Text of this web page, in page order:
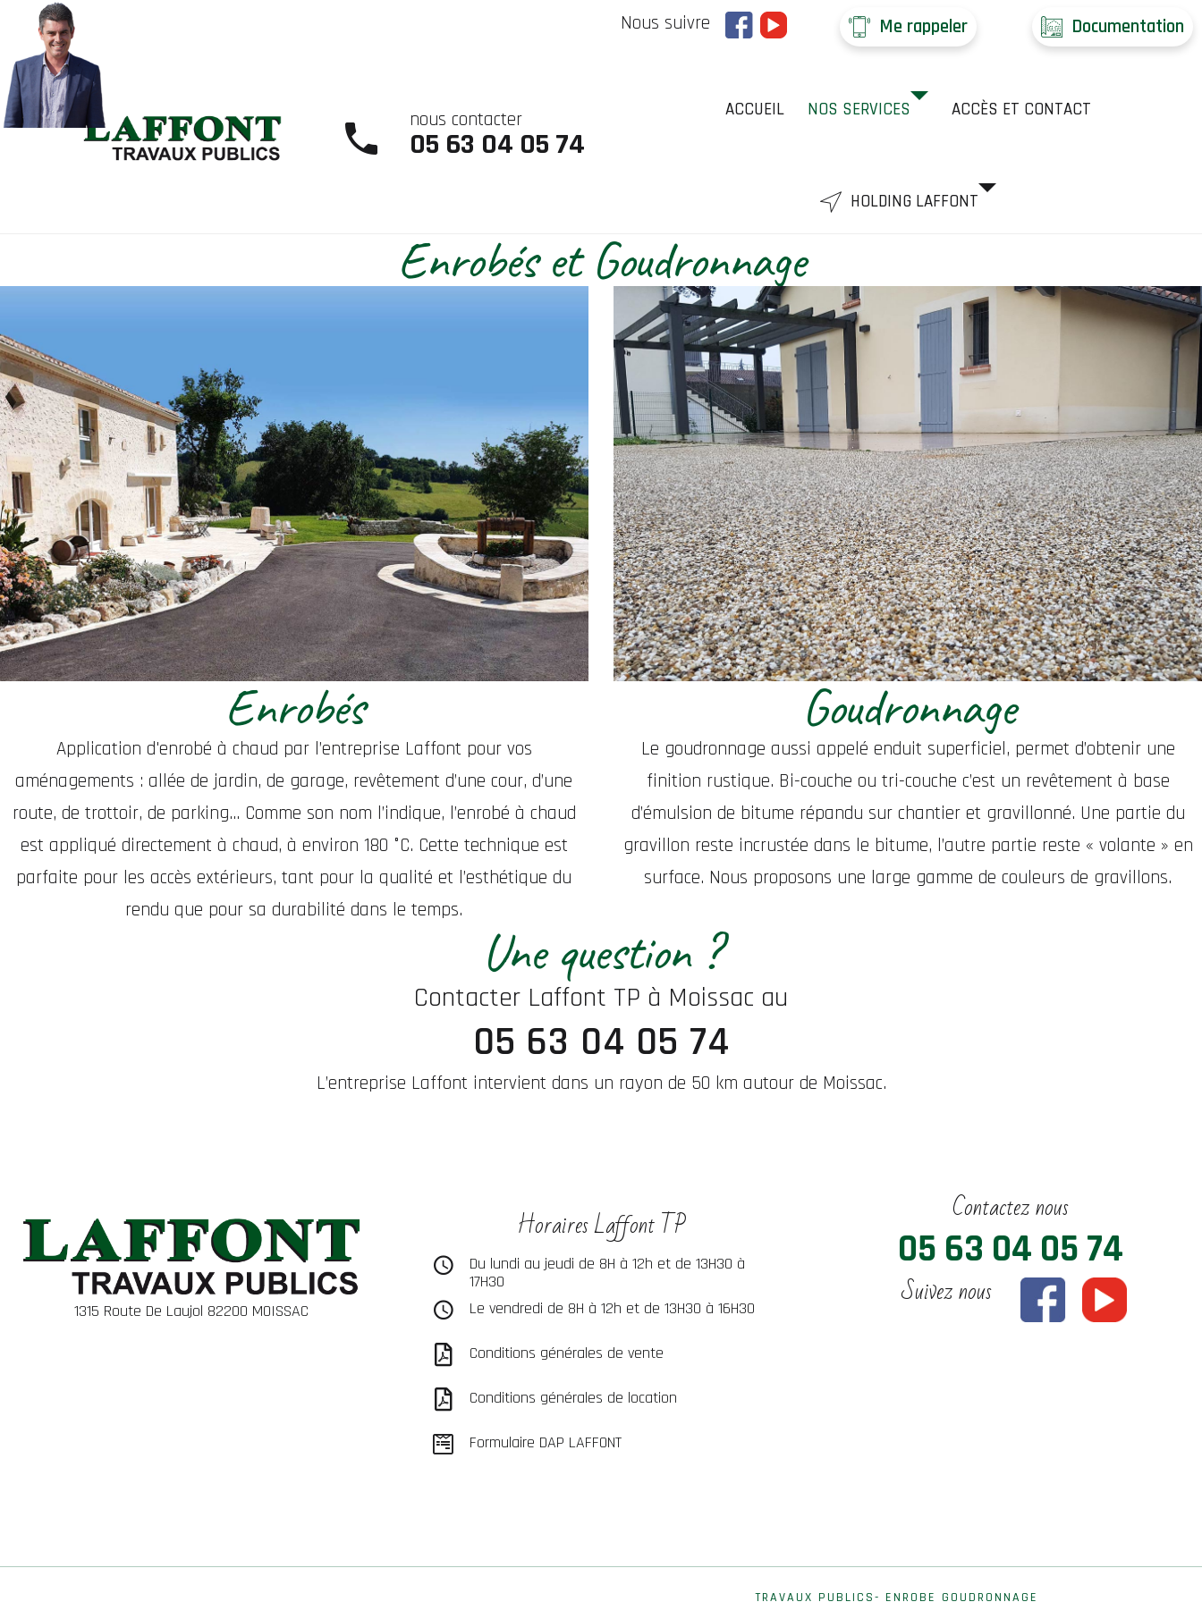
Nous suivre Me rappeler Documentation
nous contacter
05 63 04 05 74
ACCUEIL NOS SERVICES ACCÈS ET CONTACT
HOLDING LAFFONT
Enrobés et Goudronnage
Enrobés
Application d'enrobé à chaud par l’entreprise Laffont pour vos
aménagements : allée de jardin, de garage, revêtement d’une cour, d’une
route, de trottoir, de parking... Comme son nom l’indique, l’enrobé à chaud
est appliqué directement à chaud, à environ 180 °C. Cette technique est
parfaite pour les accès extérieurs, tant pour la qualité et l’esthétique du
rendu que pour sa durabilité dans le temps.
Goudronnage
Le goudronnage aussi appelé enduit superficiel, permet d’obtenir une
finition rustique. Bi-couche ou tri-couche c’est un revêtement à base
d’émulsion de bitume répandu sur chantier et gravillonné. Une partie du
gravillon reste incrustée dans le bitume, l’autre partie reste « volante » en
surface. Nous proposons une large gamme de couleurs de gravillons.
Une question ?
Contacter Laffont TP à Moissac au
05 63 04 05 74
L’entreprise Laffont intervient dans un rayon de 50 km autour de Moissac.
1315 Route De Laujol 82200 MOISSAC
Horaires Laffont TP
Du lundi au jeudi de 8H à 12h et de 13H30 à
17H30
Le vendredi de 8H à 12h et de 13H30 à 16H30
Conditions générales de vente
Conditions générales de location
Formulaire DAP LAFFONT
Contactez nous
05 63 04 05 74
Suivez nous
TRAVAUX PUBLICS- ENROBE GOUDRONNAGE